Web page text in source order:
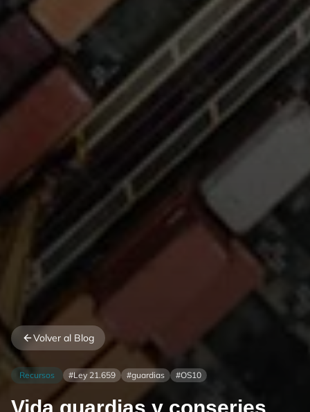
Volver al Blog
Recursos #Ley 21.659 #guardias #OS10
Vida guardias y conserjes